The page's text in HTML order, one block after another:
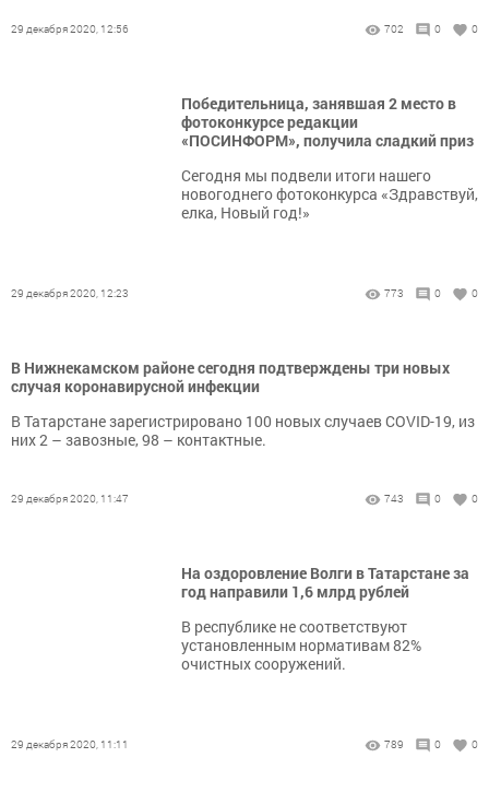
29 декабря 2020, 12:56 702 0 0
Победительница, занявшая 2 место в
фотоконкурсе редакции
«ПОСИНФОРМ», получила сладкий приз
Сегодня мы подвели итоги нашего
новогоднего фотоконкурса «Здравствуй,
елка, Новый год!»
29 декабря 2020, 12:23 773 0 0
В Нижнекамском районе сегодня подтверждены три новых
случая коронавирусной инфекции
В Татарстане зарегистрировано 100 новых случаев COVID-19, из
них 2 – завозные, 98 – контактные.
29 декабря 2020, 11:47 743 0 0
На оздоровление Волги в Татарстане за
год направили 1,6 млрд рублей
В республике не соответствуют
установленным нормативам 82%
очистных сооружений.
29 декабря 2020, 11:11 789 0 0